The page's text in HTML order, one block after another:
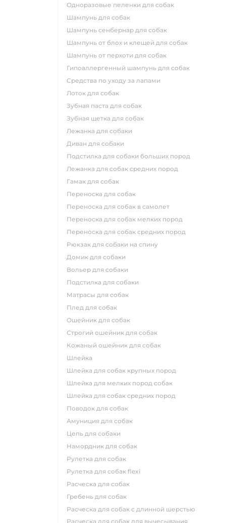
одноразовые пеленки для собак
шампунь для собак
шампунь сенбернар для собак
шампунь от блох и клещей для собак
шампунь от перхоти для собак
гипоаллергенный шампунь для собак
средства по уходу за лапами
лоток для собак
зубная паста для собак
зубная щетка для собак
лежанка для собаки
диван для собаки
подстилка для собаки больших пород
лежанка для собак средних пород
гамак для собак
переноска для собак
переноска для собак в самолет
переноска для собак мелких пород
переноска для собак средних пород
рюкзак для собаки на спину
домик для собаки
вольер для собаки
подстилка для собаки
матрасы для собак
плед для собак
ошейник для собак
строгий ошейник для собак
кожаный ошейник для собак
шлейка
шлейка для собак крупных пород
шлейка для мелких пород собак
шлейка для собак средних пород
поводок для собак
амуниция для собак
цепь для собаки
намордник для собак
рулетка для собак
рулетка для собак flexi
расческа для собак
гребень для собак
расческа для собак с длинной шерстью
расческа для собак для вычесывания